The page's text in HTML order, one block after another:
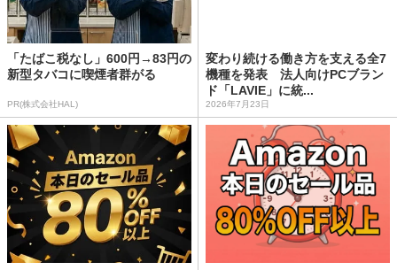
「たばこ税なし」600円→83円の
新型タバコに喫煙者群がる
PR(株式会社HAL)
変わり続ける働き方を支える全7
機種を発表 法人向けPCブラン
ド「LAVIE」に統...
2026年7月23日